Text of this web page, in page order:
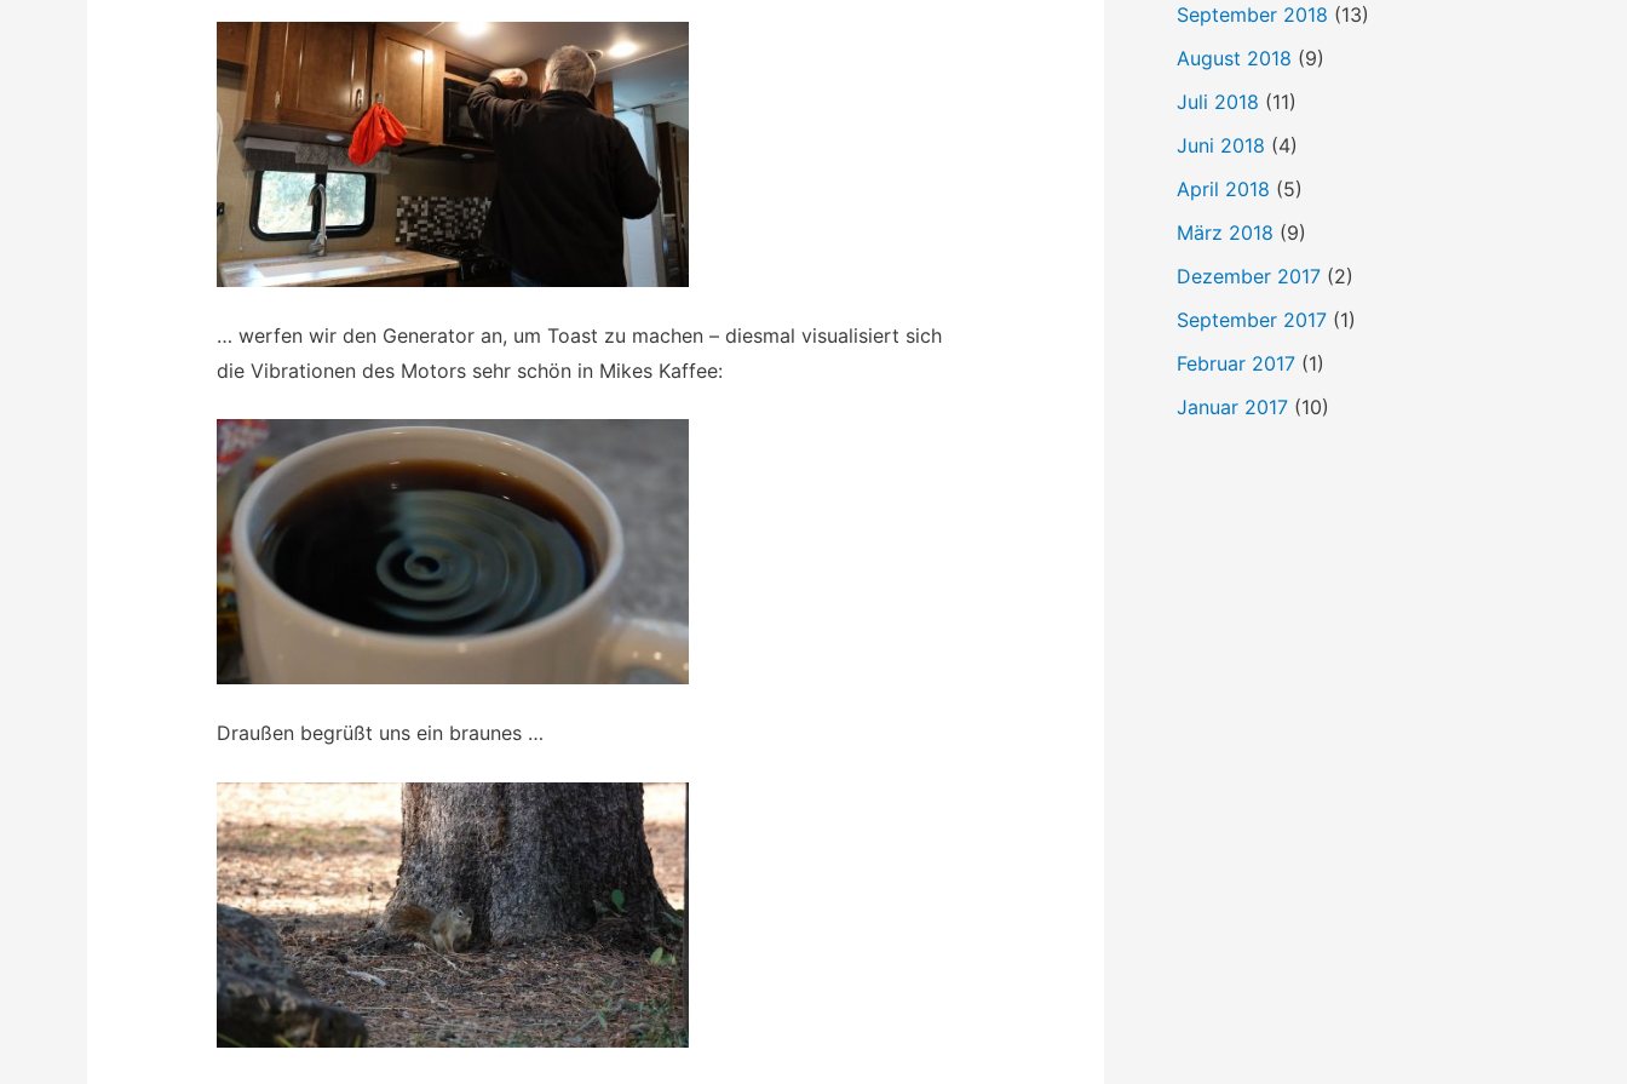
… werfen wir den Generator an, um Toast zu machen – diesmal visualisiert sich
die Vibrationen des Motors sehr schön in Mikes Kaffee:
Draußen begrüßt uns ein braunes …
September 2018 (13)
August 2018 (9)
Juli 2018 (11)
Juni 2018 (4)
April 2018 (5)
März 2018 (9)
Dezember 2017 (2)
September 2017 (1)
Februar 2017 (1)
Januar 2017 (10)